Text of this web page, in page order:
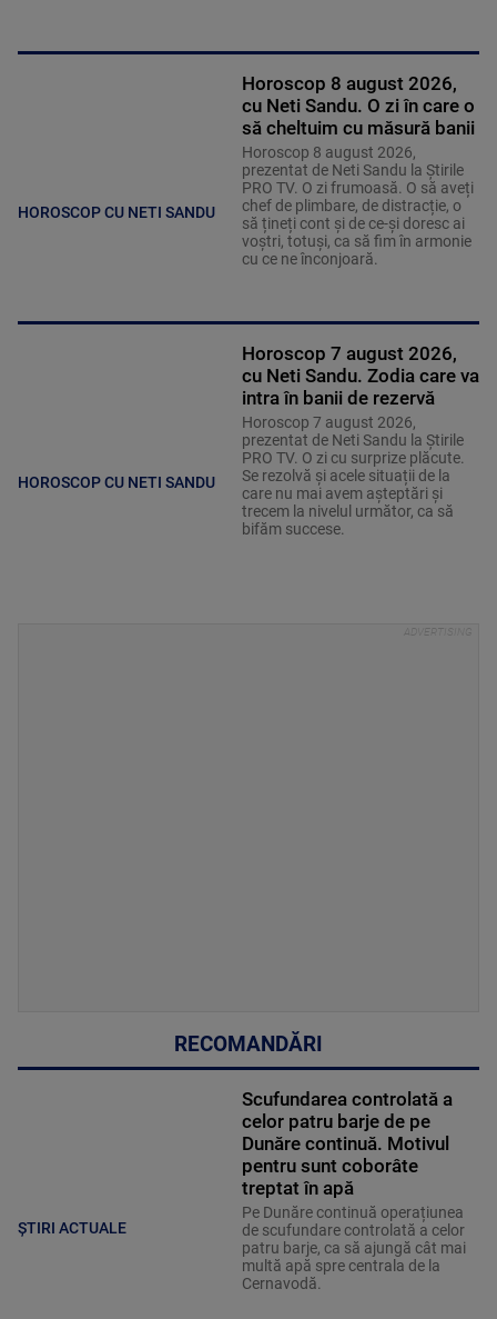
HOROSCOP CU NETI SANDU
Horoscop 8 august 2026,
cu Neti Sandu. O zi în care o
să cheltuim cu măsură banii
Horoscop 8 august 2026,
prezentat de Neti Sandu la Știrile
PRO TV. O zi frumoasă. O să aveți
chef de plimbare, de distracție, o
să țineți cont și de ce-și doresc ai
voștri, totuși, ca să fim în armonie
cu ce ne înconjoară.
HOROSCOP CU NETI SANDU
Horoscop 7 august 2026,
cu Neti Sandu. Zodia care va
intra în banii de rezervă
Horoscop 7 august 2026,
prezentat de Neti Sandu la Știrile
PRO TV. O zi cu surprize plăcute.
Se rezolvă și acele situații de la
care nu mai avem așteptări și
trecem la nivelul următor, ca să
bifăm succese.
RECOMANDĂRI
ȘTIRI ACTUALE
Scufundarea controlată a
celor patru barje de pe
Dunăre continuă. Motivul
pentru sunt coborâte
treptat în apă
Pe Dunăre continuă operațiunea
de scufundare controlată a celor
patru barje, ca să ajungă cât mai
multă apă spre centrala de la
Cernavodă.